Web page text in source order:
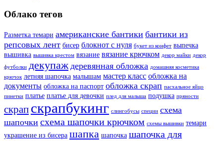
Облако тегов
Разметка темари американские бантики бантики из
репсовых лент бисер блокнот с нуля букет из конфет выпечка
вышивка вышивка крестом вязание вязание крючком декор майки декор
футболки декупаж деревянная обложка домашняя косметика
крючок летняя шапочка малышам мастер класс обложка на
документы обложка на паспорт обложка скрап пасхальное яйцо
пинетки платье платье для девочки плед для малыша подушка пряности
скрап скрапбукинг слингобусы специи схема
шапочки схема шапочки крючком схемы вышивки темари
украшение из бисера шапка шапочка шапочка для